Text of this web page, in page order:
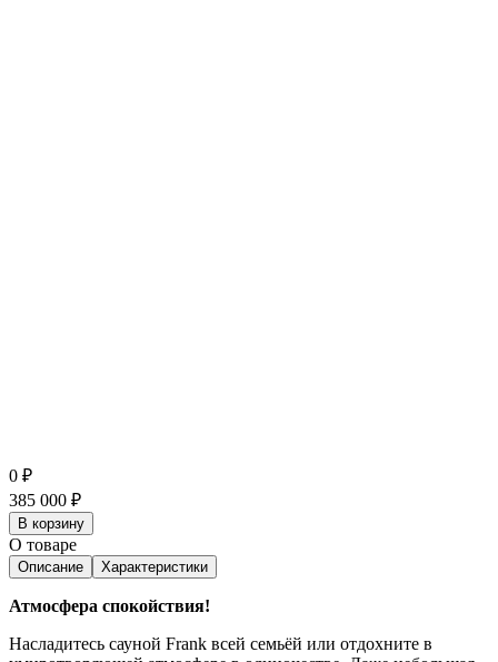
0 ₽
385 000 ₽
В корзину
О товаре
Описание Характеристики
Атмосфера спокойствия!
Насладитесь сауной Frank всей семьёй или отдохните в